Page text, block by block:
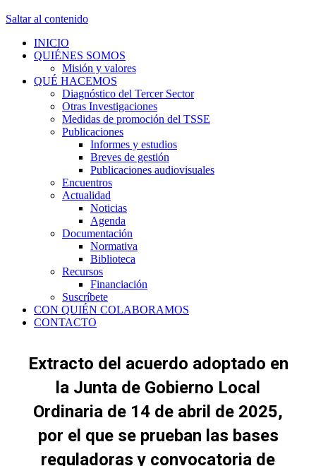
Saltar al contenido
INICIO
QUIÉNES SOMOS
Misión y valores
QUÉ HACEMOS
Diagnóstico del Tercer Sector
Otras Investigaciones
Medidas de promoción del TSSE
Publicaciones
Informes y estudios
Breves de gestión
Publicaciones audiovisuales
Encuentros
Actualidad
Noticias
Agenda
Documentación
Normativa
Biblioteca
Recursos
Financiación
Suscríbete
CON QUIÉN COLABORAMOS
CONTACTO
Extracto del acuerdo adoptado en
la Junta de Gobierno Local
Ordinaria de 14 de abril de 2025,
por el que se prueban las bases
reguladoras y convocatoria de